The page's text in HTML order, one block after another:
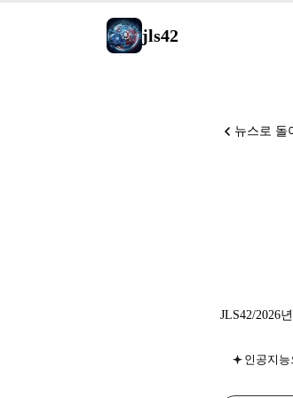
jls42
뉴스로 돌
JLS42/2026
인공지